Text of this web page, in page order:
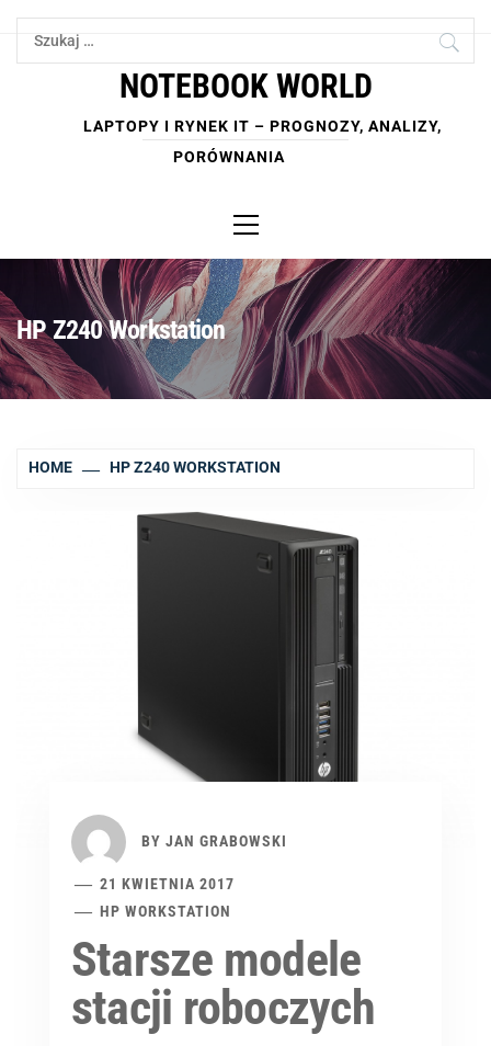
Skip
Szukaj:
NOTEBOOK WORLD
LAPTOPY I RYNEK IT – PROGNOZY, ANALIZY,
PORÓWNANIA
Menu
HP Z240 Workstation
HOME HP Z240 WORKSTATION
BY JAN GRABOWSKI
21 KWIETNIA 2017
HP WORKSTATION
Starsze modele
stacji roboczych